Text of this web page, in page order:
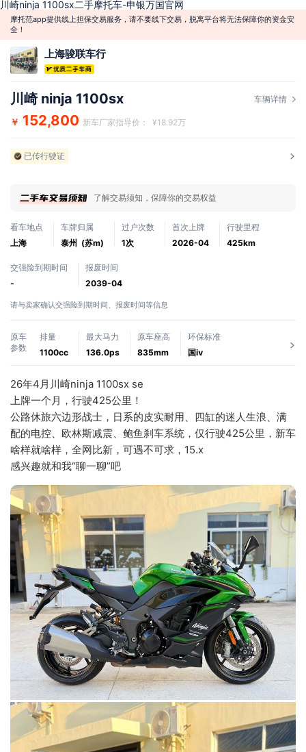
川崎ninja 1100sx二手摩托车-申银万国官网
摩托范app提供线上担保交易服务，请不要线下交易，脱离平台将无法保障你的资金安
全！
上海骏联车行
川崎 ninja 1100sx 车辆详情
￥ 152,800 新车厂家指导价： ¥18.92万
已传行驶证
了解交易须知，保障你的交易权益
看车地点
上海
车牌归属
泰州 (苏m)
过户次数
1次
首次上牌
2026-04
行驶里程
425km
交强险到期时间
-
报废时间
2039-04
请与卖家确认交强险到期时间、报废时间等信息
原车
参数
排量
1100cc
最大马力
136.0ps
原车座高
835mm
环保标准
国ⅳ
26年4月川崎ninja 1100sx se
上牌一个月，行驶425公里！
公路休旅六边形战士，日系的皮实耐用、四缸的迷人生浪、满
配的电控、欧林斯减震、鲍鱼刹车系统，仅行驶425公里，新车
啥样就啥样，全网比新，可遇不可求，15.x
感兴趣就和我“聊一聊”吧